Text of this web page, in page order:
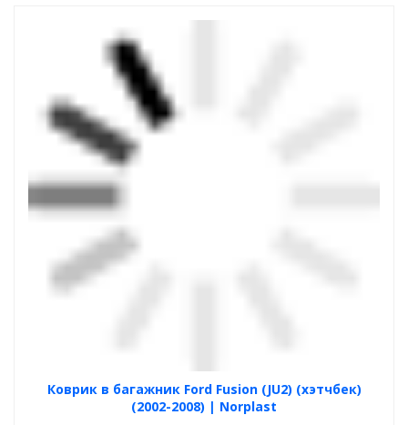
Коврик в багажник Ford Fusion (JU2) (хэтчбек)
(2002-2008) | Norplast